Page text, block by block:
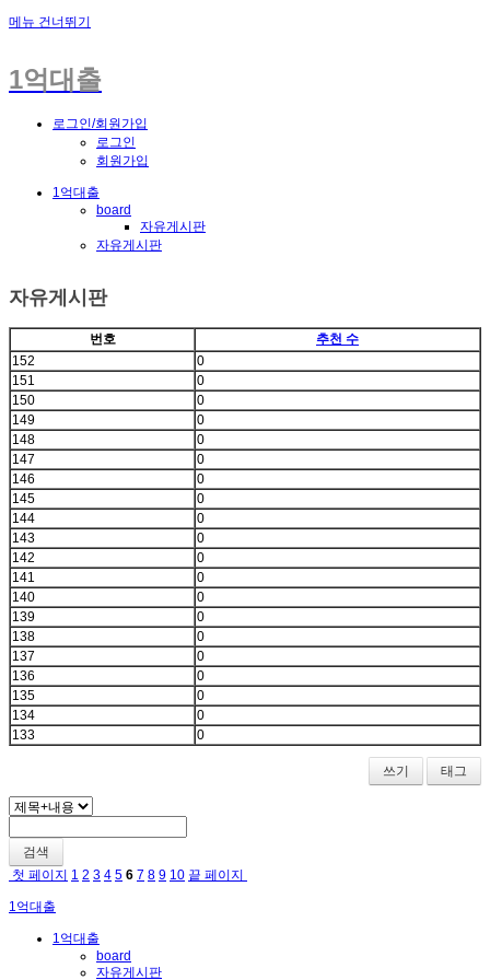
메뉴 건너뛰기
1억대출
로그인/회원가입
로그인
회원가입
1억대출
board
자유게시판
자유게시판
자유게시판
번호
추천 수
152
0
151
0
150
0
149
0
148
0
147
0
146
0
145
0
144
0
143
0
142
0
141
0
140
0
139
0
138
0
137
0
136
0
135
0
134
0
133
0
쓰기 태그
검색
첫 페이지 1 2 3 4 5 6 7 8 9 10 끝 페이지
1억대출
1억대출
board
자유게시판